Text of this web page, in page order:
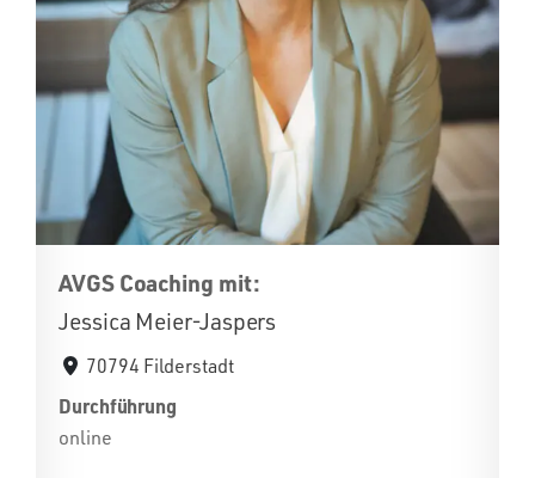
AVGS Coaching mit:
Jessica Meier-Jaspers
70794 Filderstadt
Durchführung
online